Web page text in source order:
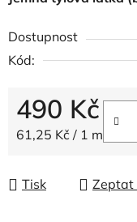
Dostupnost
Kód:
490 Kč
Měrná cena:
61,25 Kč / 1 m
Tisk Zeptat